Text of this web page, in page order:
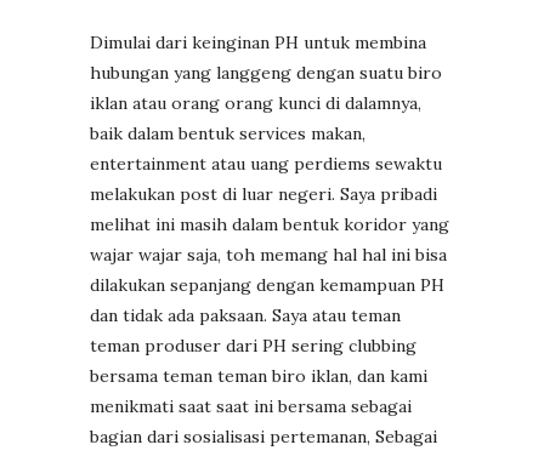
Dimulai dari keinginan PH untuk membina
hubungan yang langgeng dengan suatu biro
iklan atau orang orang kunci di dalamnya,
baik dalam bentuk services makan,
entertainment atau uang perdiems sewaktu
melakukan post di luar negeri. Saya pribadi
melihat ini masih dalam bentuk koridor yang
wajar wajar saja, toh memang hal hal ini bisa
dilakukan sepanjang dengan kemampuan PH
dan tidak ada paksaan. Saya atau teman
teman produser dari PH sering clubbing
bersama teman teman biro iklan, dan kami
menikmati saat saat ini bersama sebagai
bagian dari sosialisasi pertemanan, Sebagai